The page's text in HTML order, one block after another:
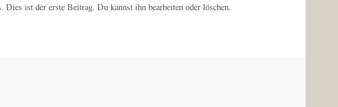
ist der erste Beitrag. Du kannst ihn bearbeiten oder löschen.